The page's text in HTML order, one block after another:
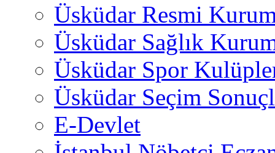
Üsküdar Resmi
Üsküdar Sağlık
Üsküdar Spor
Üsküdar Seçim
E-Devlet